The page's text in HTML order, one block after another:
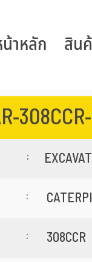
าหลัก สิน
:
:
:
308CCR